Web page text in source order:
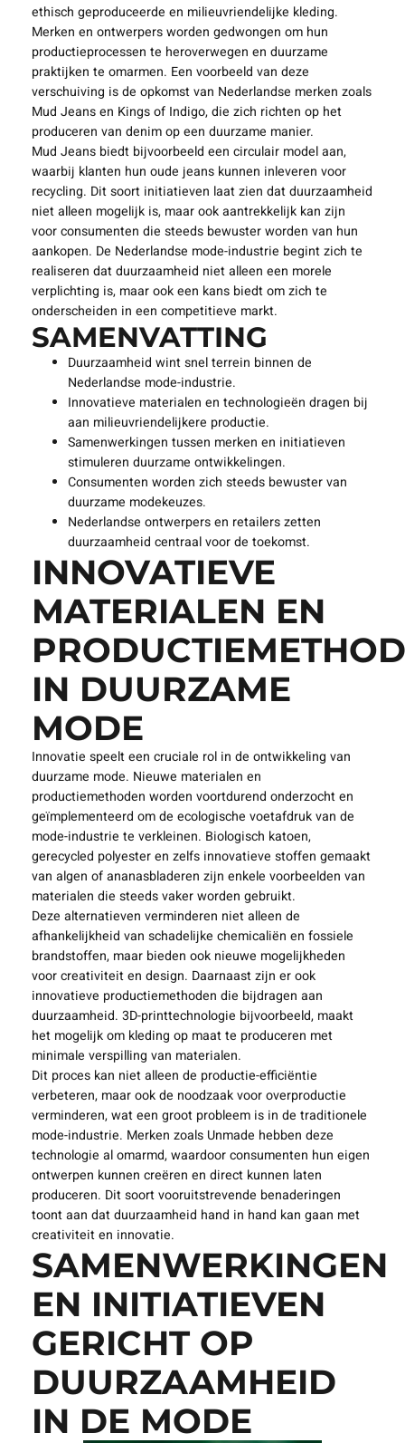
ethisch geproduceerde en milieuvriendelijke kleding.
Merken en ontwerpers worden gedwongen om hun
productieprocessen te heroverwegen en duurzame
praktijken te omarmen. Een voorbeeld van deze
verschuiving is de opkomst van Nederlandse merken zoals
Mud Jeans en Kings of Indigo, die zich richten op het
produceren van denim op een duurzame manier.
Mud Jeans biedt bijvoorbeeld een circulair model aan,
waarbij klanten hun oude jeans kunnen inleveren voor
recycling. Dit soort initiatieven laat zien dat duurzaamheid
niet alleen mogelijk is, maar ook aantrekkelijk kan zijn
voor consumenten die steeds bewuster worden van hun
aankopen. De Nederlandse mode-industrie begint zich te
realiseren dat duurzaamheid niet alleen een morele
verplichting is, maar ook een kans biedt om zich te
onderscheiden in een competitieve markt.
SAMENVATTING
Duurzaamheid wint snel terrein binnen de
Nederlandse mode-industrie.
Innovatieve materialen en technologieën dragen bij
aan milieuvriendelijkere productie.
Samenwerkingen tussen merken en initiatieven
stimuleren duurzame ontwikkelingen.
Consumenten worden zich steeds bewuster van
duurzame modekeuzes.
Nederlandse ontwerpers en retailers zetten
duurzaamheid centraal voor de toekomst.
INNOVATIEVE
MATERIALEN EN
IN DUURZAME
MODE
Innovatie speelt een cruciale rol in de ontwikkeling van
duurzame mode. Nieuwe materialen en
productiemethoden worden voortdurend onderzocht en
geïmplementeerd om de ecologische voetafdruk van de
mode-industrie te verkleinen. Biologisch katoen,
gerecycled polyester en zelfs innovatieve stoffen gemaakt
van algen of ananasbladeren zijn enkele voorbeelden van
materialen die steeds vaker worden gebruikt.
Deze alternatieven verminderen niet alleen de
afhankelijkheid van schadelijke chemicaliën en fossiele
brandstoffen, maar bieden ook nieuwe mogelijkheden
voor creativiteit en design. Daarnaast zijn er ook
innovatieve productiemethoden die bijdragen aan
duurzaamheid. 3D-printtechnologie bijvoorbeeld, maakt
het mogelijk om kleding op maat te produceren met
minimale verspilling van materialen.
Dit proces kan niet alleen de productie-efficiëntie
verbeteren, maar ook de noodzaak voor overproductie
verminderen, wat een groot probleem is in de traditionele
mode-industrie. Merken zoals Unmade hebben deze
technologie al omarmd, waardoor consumenten hun eigen
ontwerpen kunnen creëren en direct kunnen laten
produceren. Dit soort vooruitstrevende benaderingen
toont aan dat duurzaamheid hand in hand kan gaan met
creativiteit en innovatie.
SAMENWERKINGEN
EN INITIATIEVEN
GERICHT OP
DUURZAAMHEID
IN DE MODE